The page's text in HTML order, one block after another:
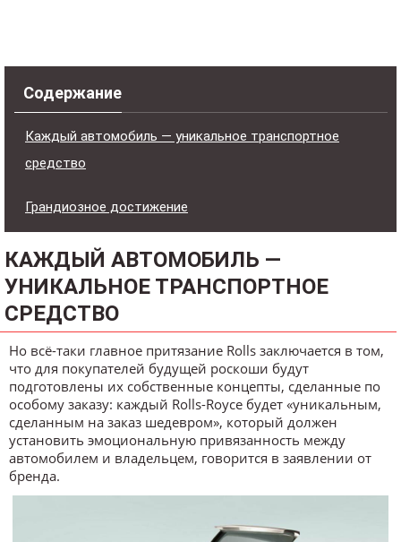
Содержание
Каждый автомобиль — уникальное транспортное
средство
Грандиозное достижение
КАЖДЫЙ АВТОМОБИЛЬ —
УНИКАЛЬНОЕ ТРАНСПОРТНОЕ
СРЕДСТВО
Но всё-таки главное притязание Rolls заключается в том,
что для покупателей будущей роскоши будут
подготовлены их собственные концепты, сделанные по
особому заказу: каждый Rolls-Royce будет «уникальным,
сделанным на заказ шедевром», который должен
установить эмоциональную привязанность между
автомобилем и владельцем, говорится в заявлении от
бренда.